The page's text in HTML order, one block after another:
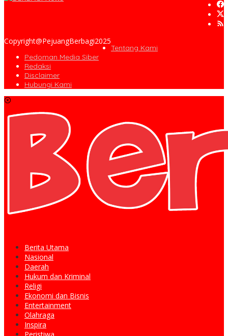
Copyright@PejuangBerbagi2025
Tentang Kami
Pedoman Media Siber
Redaksi
Disclaimer
Hubungi Kami
Berita Utama
Nasional
Daerah
Hukum dan Kriminal
Religi
Ekonomi dan Bisnis
Entertainment
Olahraga
Inspira